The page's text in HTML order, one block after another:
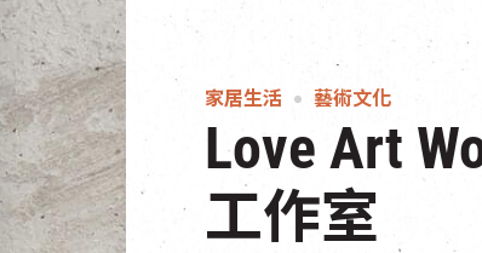
家居生活 藝術文化
Love Art
工作室